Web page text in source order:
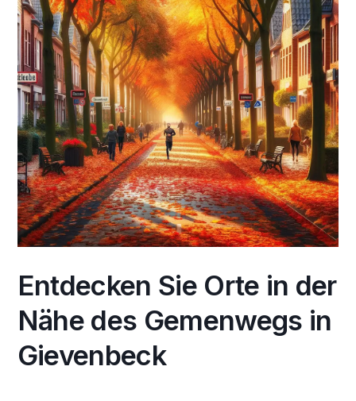
Entdecken Sie Orte in der
Nähe des Gemenwegs in
Gievenbeck